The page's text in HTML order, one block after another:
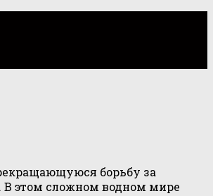
борьбу за
В этом сложном водном мире